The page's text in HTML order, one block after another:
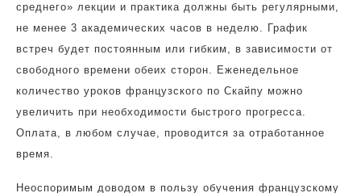
среднего» лекции и практика должны быть регулярными,
не менее 3 академических часов в неделю. График
встреч будет постоянным или гибким, в зависимости от
свободного времени обеих сторон. Еженедельное
количество уроков французского по Скайпу можно
увеличить при необходимости быстрого прогресса.
Оплата, в любом случае, проводится за отработанное
время.
Неоспоримым доводом в пользу обучения французскому